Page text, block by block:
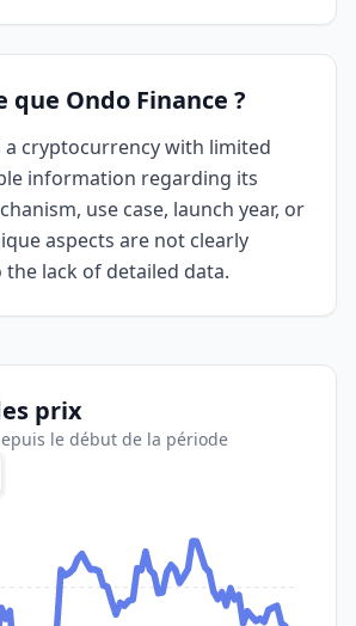
que Ondo Finance ?
a cryptocurrency with limited
information regarding its
use case, launch year, or
aspects are not clearly
lack of detailed data.
prix
le début de la période